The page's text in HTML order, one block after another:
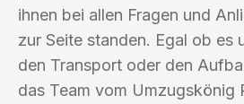
ihnen bei allen Fragen und
zur Seite standen. Egal ob es
den Transport oder den
das Team vom Umzugskönig